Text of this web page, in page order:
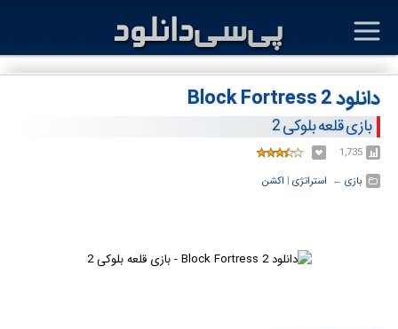
دانلود Block Fortress 2
بازی قلعه بلوکی 2
1,735
بازی ← ‏ استراتژی ‏| اکشن